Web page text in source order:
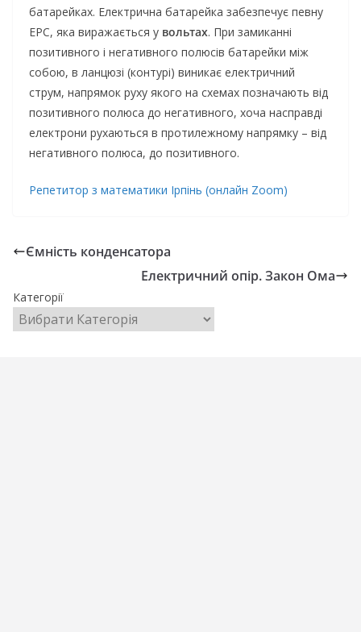
батарейках. Електрична батарейка забезпечує певну
ЕРС, яка виражається у вольтах. При замиканні
позитивного і негативного полюсів батарейки між
собою, в ланцюзі (контурі) виникає електричний
струм, напрямок руху якого на схемах позначають від
позитивного полюса до негативного, хоча насправді
електрони рухаються в протилежному напрямку – від
негативного полюса, до позитивного.
Репетитор з математики Ірпінь (онлайн Zoom)
Ємність конденсатора
Електричний опір. Закон Ома
Категорії